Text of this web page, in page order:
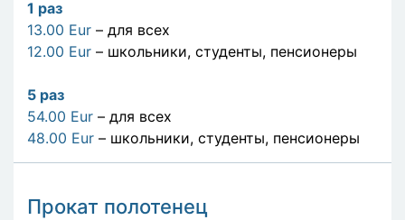
1 раз
13.00 Eur – для всех
12.00 Eur – школьники, студенты, пенсионеры
5 раз
54.00 Eur – для всех
48.00 Eur – школьники, студенты, пенсионеры
Прокат полотенец